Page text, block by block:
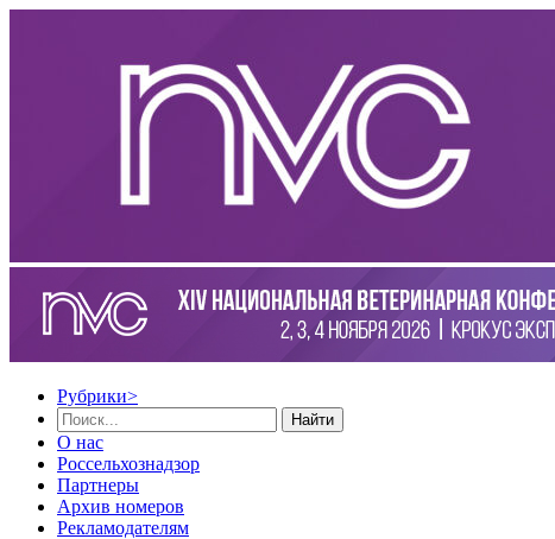
Рубрики>
Найти
О нас
Россельхознадзор
Партнеры
Архив номеров
Рекламодателям